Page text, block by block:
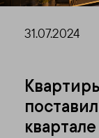
31.07.2024